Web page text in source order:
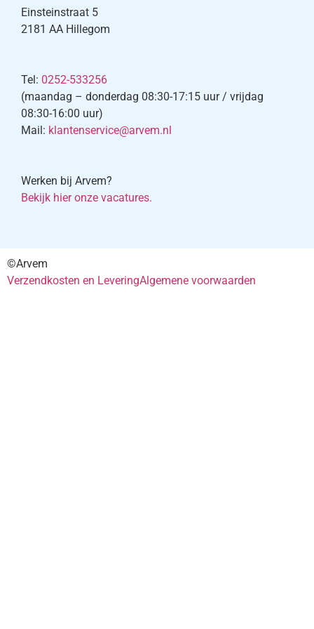
Einsteinstraat 5
2181 AA Hillegom
Tel: 0252-533256
(maandag – donderdag 08:30-17:15 uur / vrijdag
08:30-16:00 uur)
Mail: klantenservice@arvem.nl
Werken bij Arvem?
Bekijk hier onze vacatures.
©Arvem
Verzendkosten en LeveringAlgemene voorwaarden